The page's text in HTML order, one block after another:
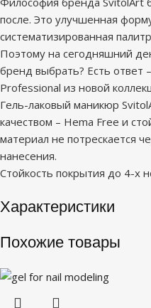
после. Это улучшенная
систематизированная
Поэтому на сегодняшний
бренд выбрать? Есть ответ
Professional из новой
Гель-лаковый маникюр
качеством – Hema Free и
материал не потрескается
нанесения.
Стойкость покрытия до 4-х
Характеристики
Похожие товары